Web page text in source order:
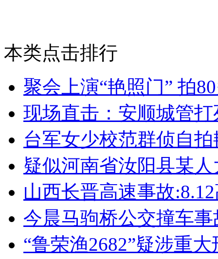
本类点击排行
聚会上演“艳照门” 拍
现场直击：安顺城管
台军女少校范群侦自
疑似河南省汝阳县某
山西长晋高速事故
今晨马驹桥公交撞车
“鲁荣渔2682”疑涉重